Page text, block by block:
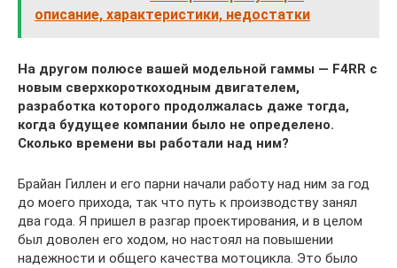
описание, характеристики, недостатки
На другом полюсе вашей модельной гаммы — F4RR с
новым сверхкороткоходным двигателем,
разработка которого продолжалась даже тогда,
когда будущее компании было не определено.
Сколько времени вы работали над ним?
Брайан Гиллен и его парни начали работу над ним за год
до моего прихода, так что путь к производству занял
два года. Я пришел в разгар проектирования, и в целом
был доволен его ходом, но настоял на повышении
надежности и общего качества мотоцикла. Это было